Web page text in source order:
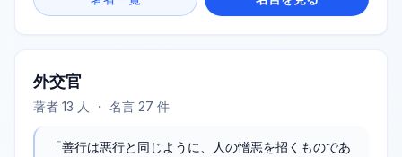
外交官
著者 13 人 ・ 名言 27 件
「善行は悪行と同じように、人の憎悪を招くものであ